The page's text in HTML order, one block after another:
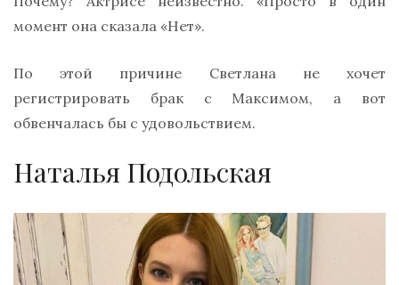
момент она сказала «Нет».
По этой причине Светлана не хочет
регистрировать брак с Максимом, а вот
обвенчалась бы с удовольствием.
Наталья Подольская